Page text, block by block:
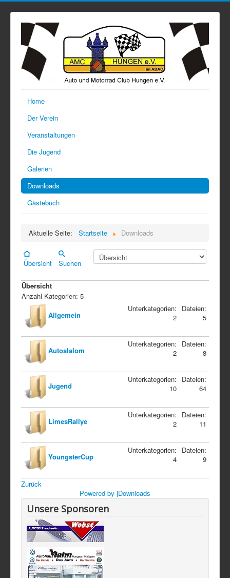
Home
Der Verein
Veranstaltungen
Die Jugend
Galerien
Downloads
Gästebuch
Aktuelle Seite: Startseite Downloads
Übersicht Suchen
Übersicht
Anzahl Kategorien: 5
Allgemein
Unterkategorien:
2
Dateien:
5
Autoslalom
Unterkategorien:
2
Dateien:
8
Jugend
Unterkategorien:
10
Dateien:
64
LimesRallye
Unterkategorien:
2
Dateien:
11
YoungsterCup
Unterkategorien:
4
Dateien:
9
Zurück
Powered by jDownloads
Unsere Sponsoren